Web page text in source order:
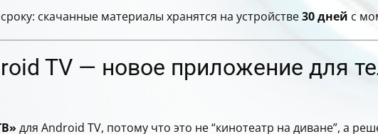
скачанные материалы хранятся на устройстве30 дней с
TV — новое приложение для
для Android TV, потому что это не “кинотеатр на диване”, а